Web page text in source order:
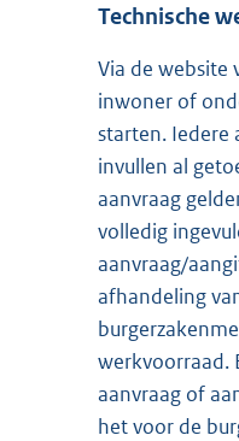
Technische
Via de website
inwoner of
starten. Iedere
invullen al
aanvraag
volledig
aanvraag/
afhandeling
werkvoorraad.
aanvraag of
het voor de